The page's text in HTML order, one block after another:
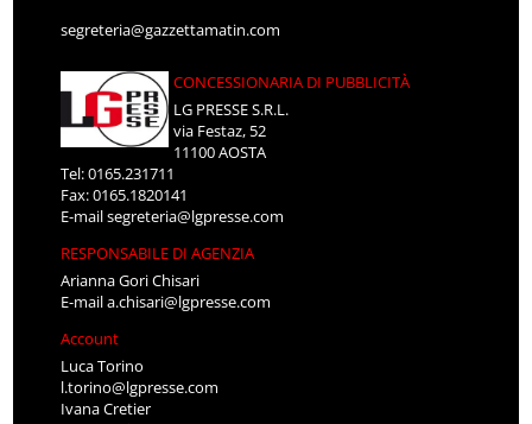
segreteria@gazzettamatin.com
CONCESSIONARIA DI PUBBLICITÀ
LG PRESSE S.R.L.
via Festaz, 52
11100 AOSTA
Tel: 0165.231711
Fax: 0165.1820141
E-mailsegreteria@lgpresse.com
RESPONSABILE DI AGENZIA
Arianna Gori Chisari
E-maila.chisari@lgpresse.com
Account
Luca Torino
l.torino@lgpresse.com
Ivana Cretier